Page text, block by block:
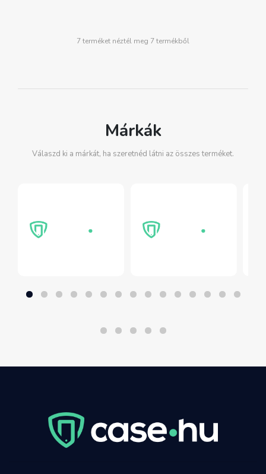
7 terméket néztél meg 7 termékből
Márkák
Válaszd ki a márkát, ha szeretnéd látni az összes terméket.